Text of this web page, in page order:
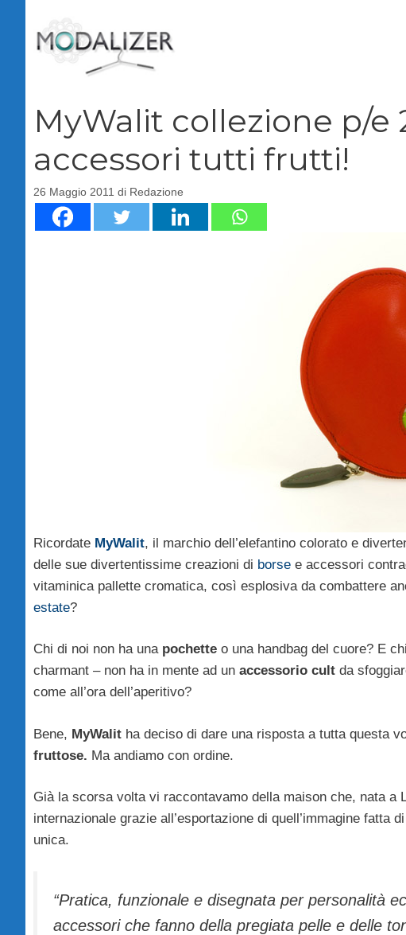
contenuto
MyWalit collezione p/e
accessori tutti frutti!
26 Maggio 2011 di Redazione
Ricordate MyWalit, il marchio dell’elefantino colorato e
delle sue divertentissime creazioni di borse e accessori
vitaminica pallette cromatica, così esplosiva da combattere
estate?
Chi di noi non ha una pochette o una handbag del cuore? E
charmant – non ha in mente ad un accessorio cult da
come all’ora dell’aperitivo?
Bene, MyWalit ha deciso di dare una risposta a tutta questa
fruttose. Ma andiamo con ordine.
Già la scorsa volta vi raccontavamo della maison che, nata
internazionale grazie all’esportazione di quell’immagine
unica.
“Pratica, funzionale e disegnata per personalità
accessori che fanno della pregiata pelle e delle